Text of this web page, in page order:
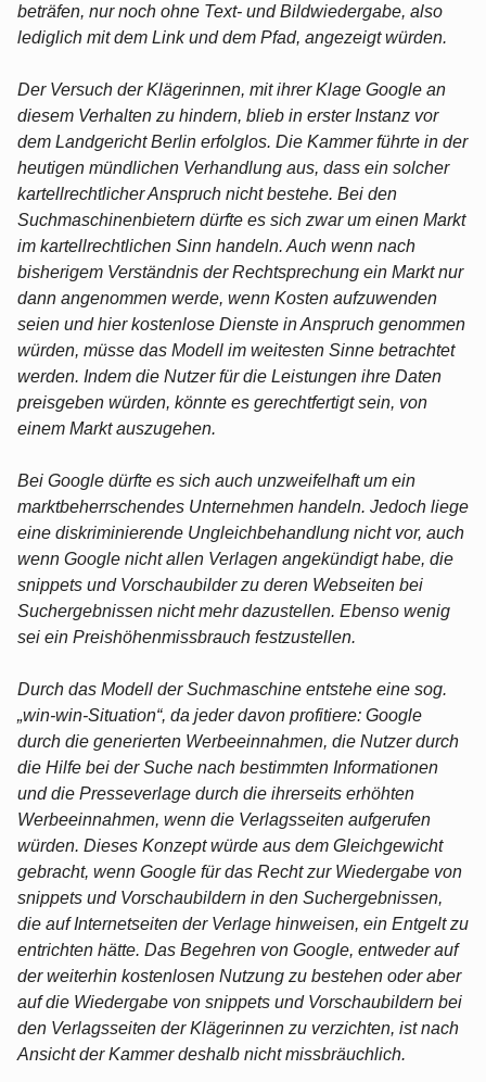
beträfen, nur noch ohne Text- und Bildwiedergabe, also
lediglich mit dem Link und dem Pfad, angezeigt würden.
Der Versuch der Klägerinnen, mit ihrer Klage Google an
diesem Verhalten zu hindern, blieb in erster Instanz vor
dem Landgericht Berlin erfolglos. Die Kammer führte in der
heutigen mündlichen Verhandlung aus, dass ein solcher
kartellrechtlicher Anspruch nicht bestehe. Bei den
Suchmaschinenbietern dürfte es sich zwar um einen Markt
im kartellrechtlichen Sinn handeln. Auch wenn nach
bisherigem Verständnis der Rechtsprechung ein Markt nur
dann angenommen werde, wenn Kosten aufzuwenden
seien und hier kostenlose Dienste in Anspruch genommen
würden, müsse das Modell im weitesten Sinne betrachtet
werden. Indem die Nutzer für die Leistungen ihre Daten
preisgeben würden, könnte es gerechtfertigt sein, von
einem Markt auszugehen.
Bei Google dürfte es sich auch unzweifelhaft um ein
marktbeherrschendes Unternehmen handeln. Jedoch liege
eine diskriminierende Ungleichbehandlung nicht vor, auch
wenn Google nicht allen Verlagen angekündigt habe, die
snippets und Vorschaubilder zu deren Webseiten bei
Suchergebnissen nicht mehr dazustellen. Ebenso wenig
sei ein Preishöhenmissbrauch festzustellen.
Durch das Modell der Suchmaschine entstehe eine sog.
„win-win-Situation“, da jeder davon profitiere: Google
durch die generierten Werbeeinnahmen, die Nutzer durch
die Hilfe bei der Suche nach bestimmten Informationen
und die Presseverlage durch die ihrerseits erhöhten
Werbeeinnahmen, wenn die Verlagsseiten aufgerufen
würden. Dieses Konzept würde aus dem Gleichgewicht
gebracht, wenn Google für das Recht zur Wiedergabe von
snippets und Vorschaubildern in den Suchergebnissen,
die auf Internetseiten der Verlage hinweisen, ein Entgelt zu
entrichten hätte. Das Begehren von Google, entweder auf
der weiterhin kostenlosen Nutzung zu bestehen oder aber
auf die Wiedergabe von snippets und Vorschaubildern bei
den Verlagsseiten der Klägerinnen zu verzichten, ist nach
Ansicht der Kammer deshalb nicht missbräuchlich.